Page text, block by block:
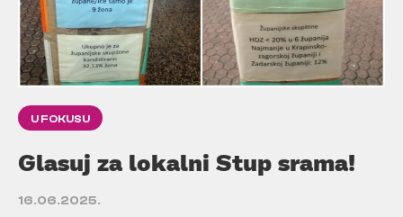
U FOKUSU
Glasuj za lokalni Stup srama!
16.06.2025.